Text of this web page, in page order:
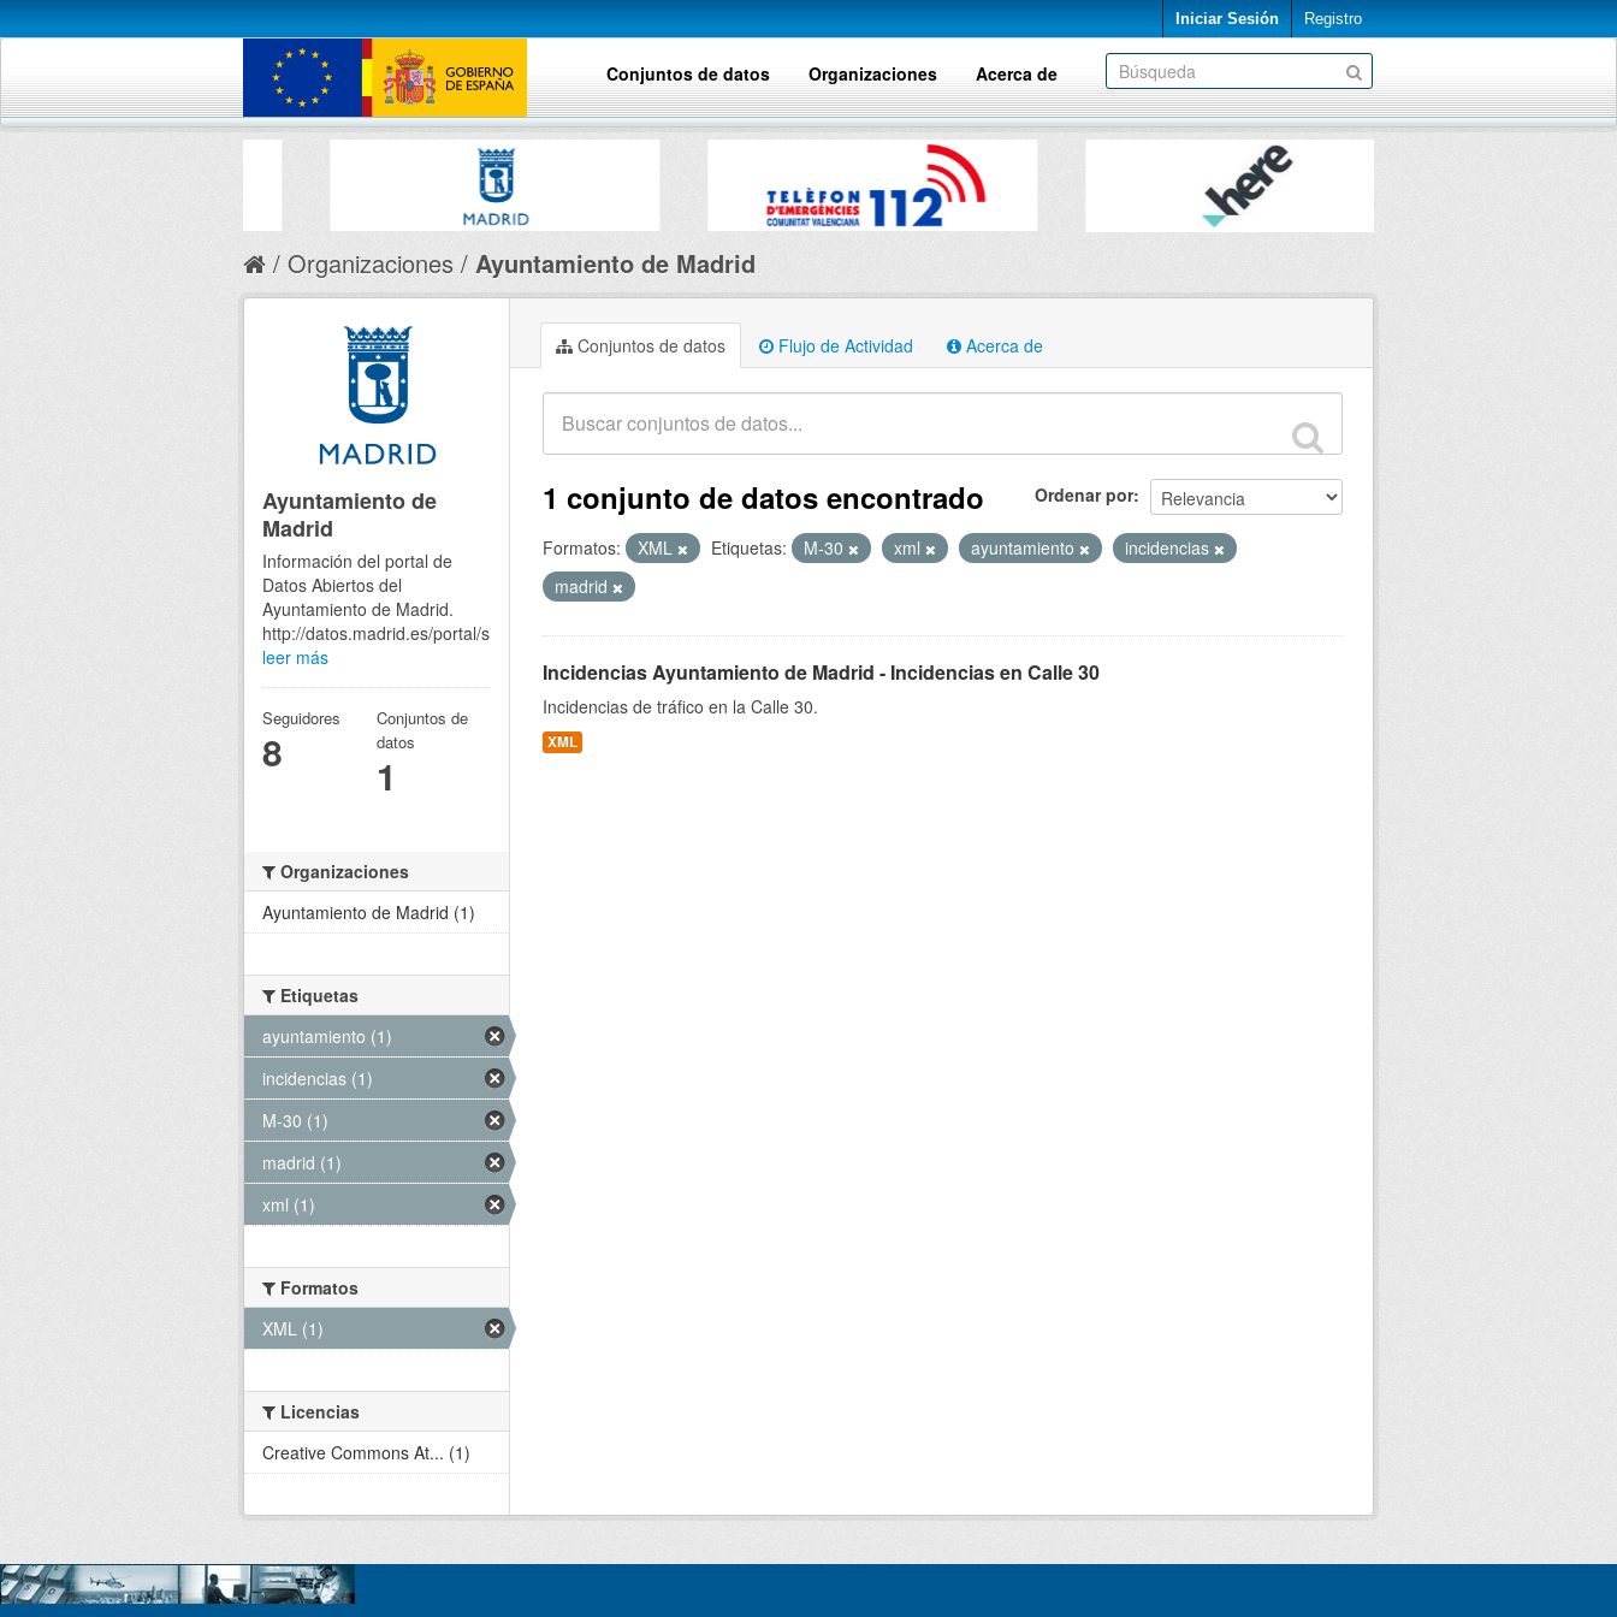
Iniciar Sesión Registro
Conjuntos de datos Organizaciones Acerca de
Organizaciones Ayuntamiento de Madrid
Conjuntos de datos Flujo de Actividad Acerca de
Ordenar por
1 conjunto de datos encontrado
Formatos: XML Etiquetas: M-30 xml ayuntamiento
incidencias
madrid
Incidencias Ayuntamiento de Madrid - Incidencias en Calle 30
Incidencias de tráfico en la Calle 30.
XML
Ayuntamiento de
Madrid
Información del portal de
Datos Abiertos del
Ayuntamiento de Madrid.
http://datos.madrid.es/portal/site/egob
leer más
Seguidores
8
Conjuntos de
datos
1
Organizaciones
Ayuntamiento de Madrid (1)
Etiquetas
ayuntamiento (1)
incidencias (1)
M-30 (1)
madrid (1)
xml (1)
Formatos
XML (1)
Licencias
Creative Commons At... (1)